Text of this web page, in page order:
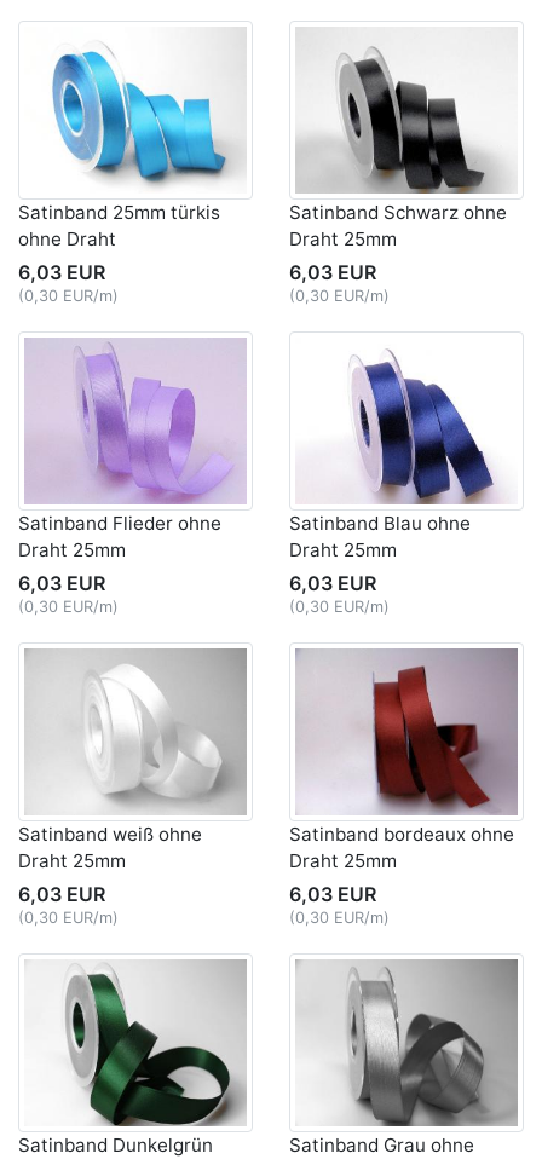
Satinband 25mm türkis
ohne Draht
6,03 EUR
(0,30 EUR/m)
Satinband Schwarz ohne
Draht 25mm
6,03 EUR
(0,30 EUR/m)
Satinband Flieder ohne
Draht 25mm
6,03 EUR
(0,30 EUR/m)
Satinband Blau ohne
Draht 25mm
6,03 EUR
(0,30 EUR/m)
Satinband weiß ohne
Draht 25mm
6,03 EUR
(0,30 EUR/m)
Satinband bordeaux ohne
Draht 25mm
6,03 EUR
(0,30 EUR/m)
Satinband Dunkelgrün
Satinband Grau ohne